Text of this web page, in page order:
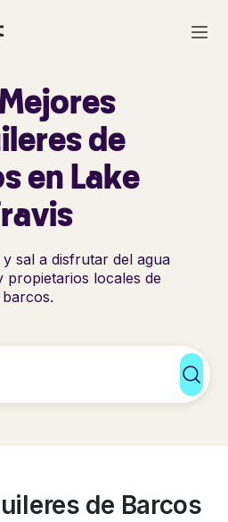
de
en Lake
sal a disfrutar del agua
propietarios locales de
barcos.
de Barcos